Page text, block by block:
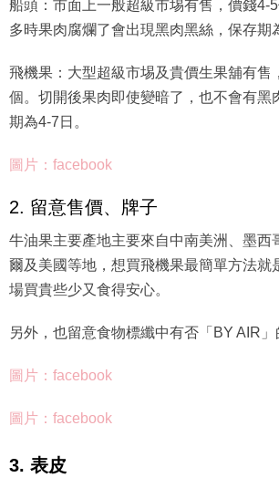
船頭：市面上一般超級市埸有售，價錢4-
多時果肉腐爛了會出現黑肉黑絲，保存期
飛機果：大型超級市埸及貴價生果舖有售
個。切開後果肉即使變暗了，也不會有黑
期為4-7日。
圖片：facebook
2. 留意售價、牌子
牛油果主要產地主要來自中南美洲、墨西
爾及美國等地，想買飛機果最簡單方法就
場買貴些少又食得安心。
另外，也留意食物標纖中有否「BY AIR」
圖片：facebook
圖片：facebook
3. 表皮